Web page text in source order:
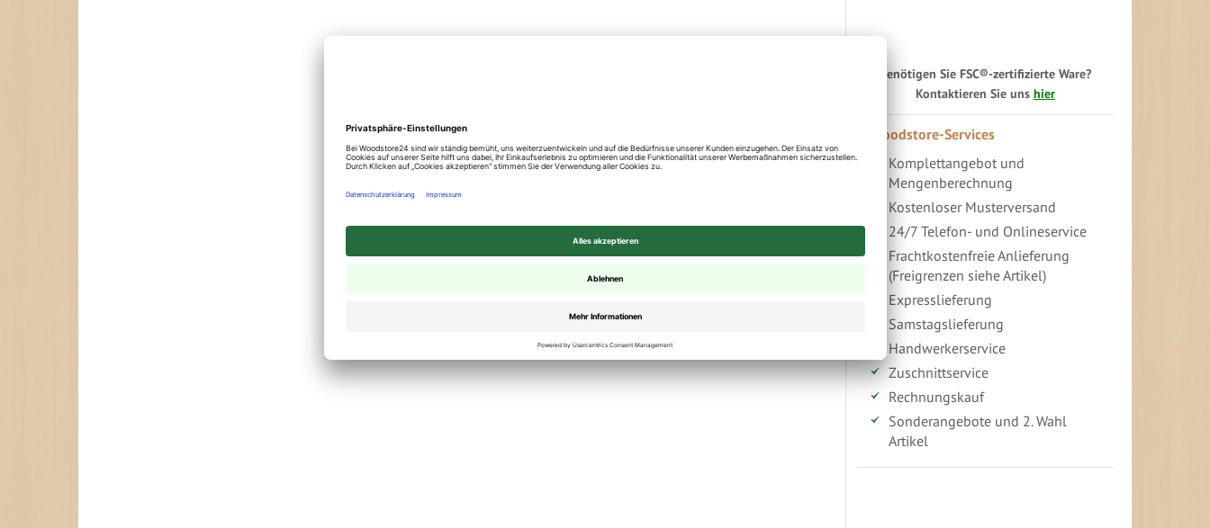
Benötigen Sie FSC®-zertifizierte Ware?
Kontaktieren Sie uns hier
Woodstore-Services
Komplettangebot und
Mengenberechnung
Kostenloser Musterversand
24/7 Telefon- und Onlineservice
Frachtkostenfreie Anlieferung
(Freigrenzen siehe Artikel)
Expresslieferung
Samstagslieferung
Handwerkerservice
Zuschnittservice
Rechnungskauf
Sonderangebote und 2. Wahl
Artikel